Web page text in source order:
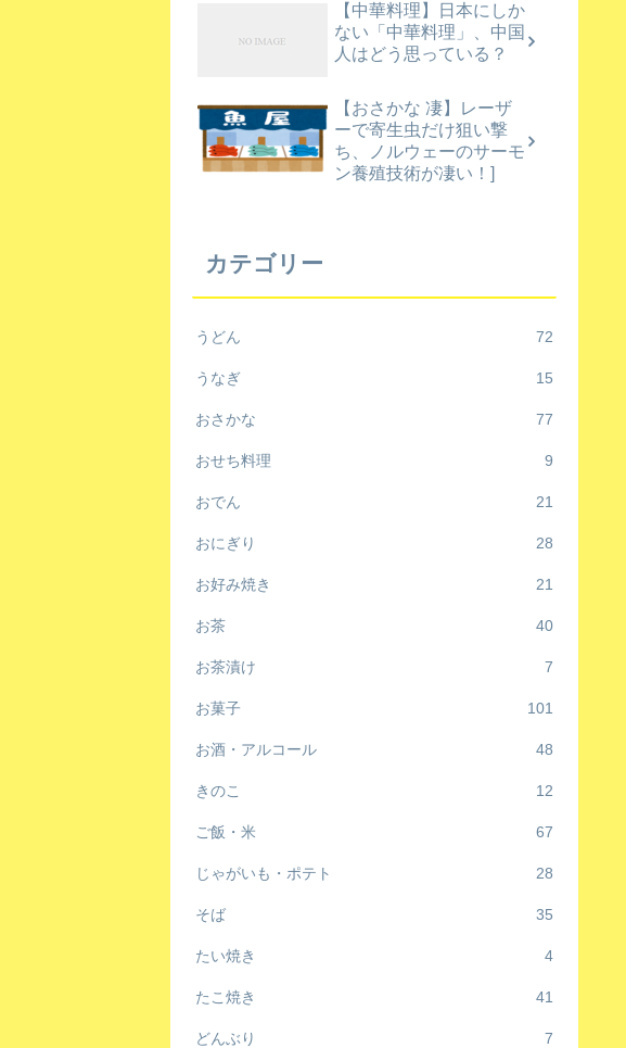
【中華料理】日本にしか
ない「中華料理」、中国
人はどう思っている？
【おさかな 凄】レーザ
ーで寄生虫だけ狙い撃
ち、ノルウェーのサーモ
ン養殖技術が凄い！]
カテゴリー
うどん 72
うなぎ 15
おさかな 77
おせち料理 9
おでん 21
おにぎり 28
お好み焼き 21
お茶 40
お茶漬け 7
お菓子 101
お酒・アルコール 48
きのこ 12
ご飯・米 67
じゃがいも・ポテト 28
そば 35
たい焼き 4
たこ焼き 41
どんぶり 7